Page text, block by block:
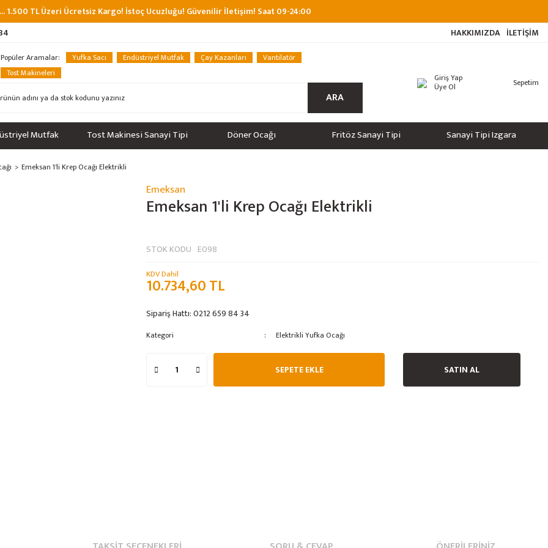
1.500 TL Üzeri Ücretsiz Kargo! İstoç Ucuzluğu! Güvenilir İletişim! Saat 09-24:00
HAKKIMIZDA İLETİŞİM
Popüler Aramalar: Yufka Sacı Endüstriyel Mutfak Çay Kazanları
Vantilatör
Tost Makineleri
ARA
Giriş Yap
Üye Ol Sepetim
Mutfak Tost Makinesi Sanayi Tipi Döner Ocağı Fritöz Sanayi Tipi Sanayi Tipi Izgara
Emeksan 1'li Krep Ocağı Elektrikli
Emeksan
Emeksan 1'li Krep Ocağı Elektrikli
STOK KODU E098
KDV Dahil
10.734,60 TL
Sipariş Hattı:0212 659 84 34
Kategori Elektrikli Yufka Ocağı
SEPETE EKLE SATIN AL